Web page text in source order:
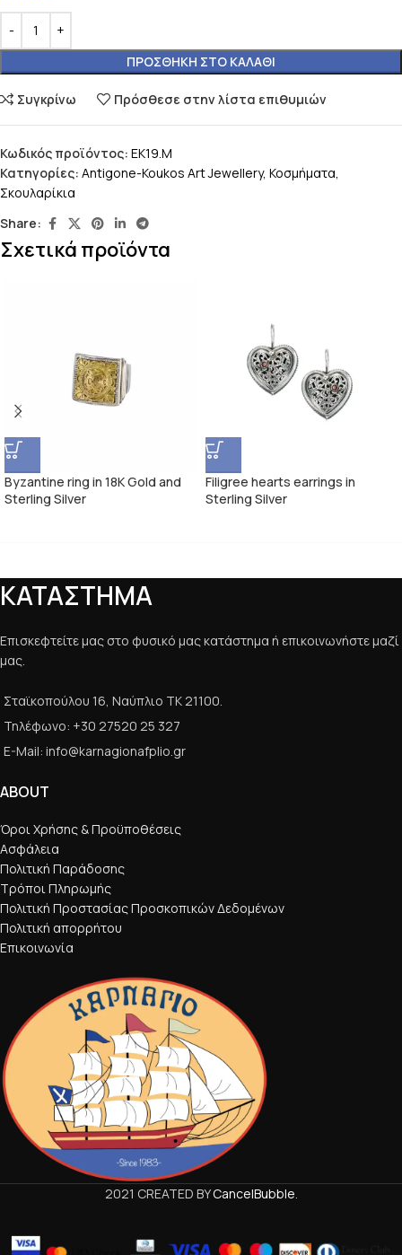
ΠΡΟΣΘΉΚΗ ΣΤΟ ΚΑΛΆΘΙ
Συγκρίνω Πρόσθεσε στην λίστα επιθυμιών
Κωδικός προϊόντος: EK19.M
Κατηγορίες: Antigone-Koukos Art Jewellery, Κοσμήματα,
Σκουλαρίκια
Share:
Σχετικά προϊόντα
Byzantine ring in 18K Gold and
Sterling Silver
Filigree hearts earrings in
Sterling Silver
ΚΑΤΑΣΤΗΜΑ
Επισκεφτείτε μας στο φυσικό μας κατάστημα ή επικοινωνήστε μαζί
μας.
Σταϊκοπούλου 16, Ναύπλιο ΤΚ 21100.
Τηλέφωνο: +30 27520 25 327
E-Mail: info@karnagionafplio.gr
ABOUT
Όροι Χρήσης & Προϋποθέσεις
Ασφάλεια
Πολιτική Παράδοσης
Τρόποι Πληρωμής
Πολιτική Προστασίας Προσκοπικών Δεδομένων
Πολιτική απορρήτου
Επικοινωνία
2021 CREATED BYCancelBubble.